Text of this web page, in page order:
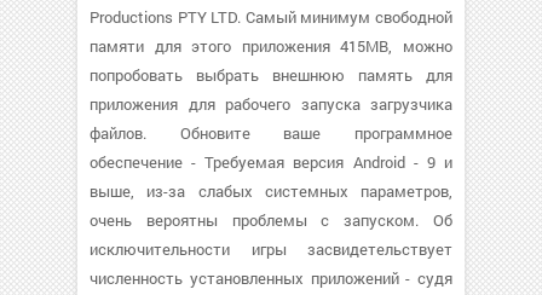
Productions PTY LTD. Самый минимум свободной
памяти для этого приложения 415MB, можно
попробовать выбрать внешнюю память для
приложения для рабочего запуска загрузчика
файлов. Обновите ваше программное
обеспечение - Требуемая версия Android - 9 и
выше, из-за слабых системных параметров,
очень вероятны проблемы с запуском. Об
исключительности игры засвидетельствует
численность установленных приложений - судя